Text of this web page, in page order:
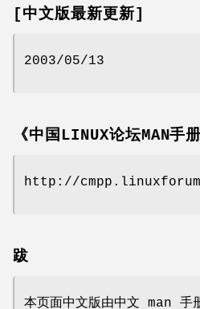
[中文版最新更新]
2003/05/13
《中国LINUX论坛MAN手
http://
跋
本页面中文版由中文 man 手